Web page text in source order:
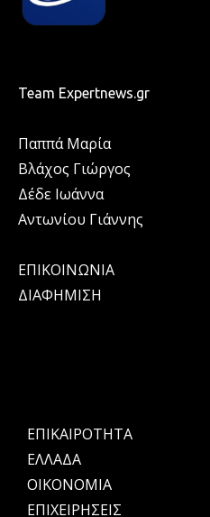
Team Expertnews.gr
Παππά Μαρία
Βλάχος Γιώργος
Δέδε Ιωάννα
Αντωνίου Γιάννης
ΕΠΙΚΟΙΝΩΝΙΑ
ΔΙΑΦΗΜΙΣΗ
ΕΠΙΚΑΙΡΟΤΗΤΑ
ΕΛΛΑΔΑ
OIKONOMIA
ΕΠΙΧΕΙΡΗΣΕΙΣ